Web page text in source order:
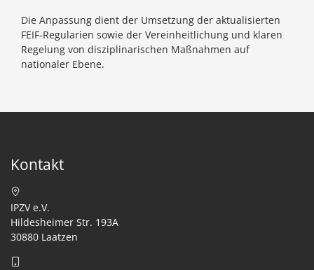
Die Anpassung dient der Umsetzung der aktualisierten
FEIF-Regularien sowie der Vereinheitlichung und klaren
Regelung von disziplinarischen Maßnahmen auf
nationaler Ebene.
Kontakt
IPZV e.V.
Hildesheimer Str. 193A
30880 Laatzen